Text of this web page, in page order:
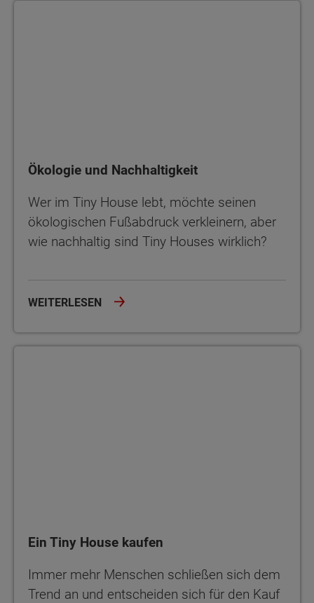
Ökologie und Nachhaltigkeit
Wer im Tiny House lebt, möchte seinen
ökologischen Fußabdruck verkleinern, aber
wie nachhaltig sind Tiny Houses wirklich?
WEITERLESEN
Ein Tiny House kaufen
Immer mehr Menschen schließen sich dem
Trend an und entscheiden sich für den Kauf